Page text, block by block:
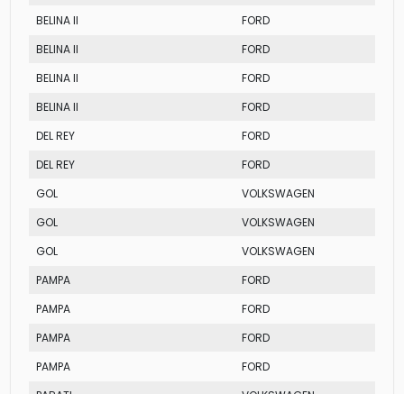
BELINA II
FORD
BELINA II
FORD
BELINA II
FORD
BELINA II
FORD
DEL REY
FORD
DEL REY
FORD
GOL
VOLKSWAGEN
GOL
VOLKSWAGEN
GOL
VOLKSWAGEN
PAMPA
FORD
PAMPA
FORD
PAMPA
FORD
PAMPA
FORD